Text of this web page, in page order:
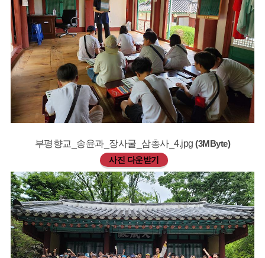
부평향교_송윤과_장사굴_삼총사_4.jpg(3MByte)
사진 다운받기